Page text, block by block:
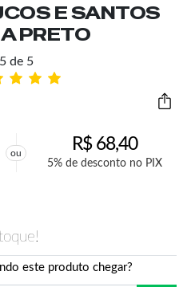
E SANTOS
PRETO
5 de 5
ou R$68,40
5% de desconto no PIX
este produto chegar?